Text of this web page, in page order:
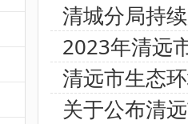
清城分局持
2023年清远
清远市生态
关于公布清